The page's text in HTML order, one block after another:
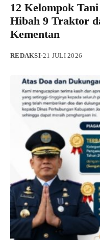
12 Kelompok
Hibah 9 Traktor
Kementan
REDAKSI·21 JULI 2026